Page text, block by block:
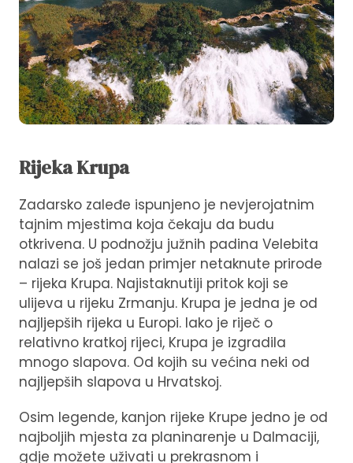
Rijeka Krupa
Zadarsko zaleđe ispunjeno je nevjerojatnim
tajnim mjestima koja čekaju da budu
otkrivena. U podnožju južnih padina Velebita
nalazi se još jedan primjer netaknute prirode
– rijeka Krupa. Najistaknutiji pritok koji se
ulijeva u rijeku Zrmanju. Krupa je jedna je od
najljepših rijeka u Europi. Iako je riječ o
relativno kratkoj rijeci, Krupa je izgradila
mnogo slapova. Od kojih su većina neki od
najljepših slapova u Hrvatskoj.
Osim legende, kanjon rijeke Krupe jedno je od
najboljih mjesta za planinarenje u Dalmaciji,
gdje možete uživati u prekrasnom i